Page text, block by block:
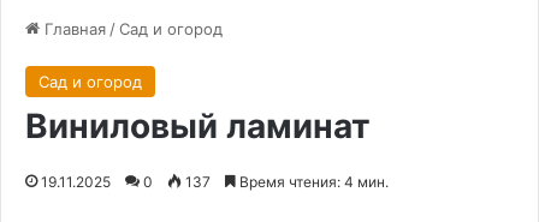
Главная /Сад и огород
Сад и огород
Виниловый ламинат
19.11.2025 0 137 Время чтения: 4 мин.